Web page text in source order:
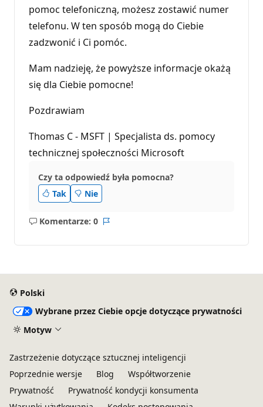
pomoc telefoniczną, możesz zostawić numer
telefonu. W ten sposób mogą do Ciebie
zadzwonić i Ci pomóc.
Mam nadzieję, że powyższe informacje okażą
się dla Ciebie pomocne!
Pozdrawiam
Thomas C - MSFT | Specjalista ds. pomocy
technicznej społeczności Microsoft
Czy ta odpowiedź była pomocna?
Tak
Nie
Komentarze: 0
Brak
Polski
Wybrane przez Ciebie opcje dotyczące prywatności
Motyw
Zastrzeżenie dotyczące sztucznej inteligencji
Poprzednie wersje
Blog
Współtworzenie
Prywatność
Prywatność kondycji konsumenta